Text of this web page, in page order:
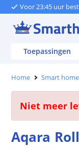
Voor 23:45 uur
Toepassingen
Home Smart
Niet meer
Aqara